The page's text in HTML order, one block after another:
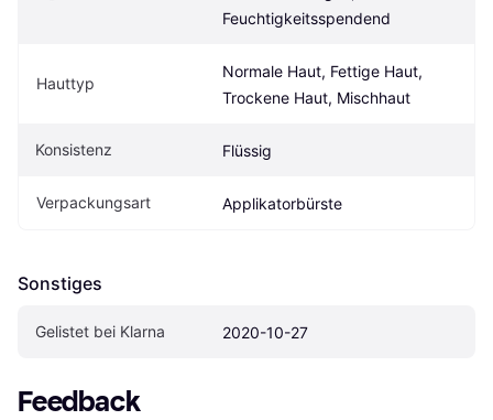
Feuchtigkeitsspendend
Hauttyp
Normale Haut, Fettige Haut,
Trockene Haut, Mischhaut
Konsistenz Flüssig
Verpackungsart Applikatorbürste
Sonstiges
Gelistet bei Klarna 2020-10-27
Feedback